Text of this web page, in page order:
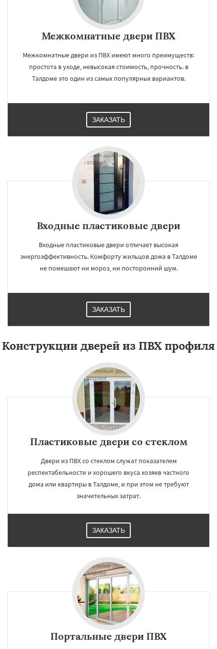
Межкомнатные двери ПВХ
Межкомнатные двери из ПВХ имеют много преимуществ:
простота в уходе, невысокая стоимость, прочность. в
Талдоме это один из самых популярных вариантов.
ЗАКАЗАТЬ
Входные пластиковые двери
Входные пластиковые двери отличает высокая
энергоэффективность. Комфорту жильцов дома в Талдоме
не помешают ни мороз, ни посторонний шум.
ЗАКАЗАТЬ
Конструкции дверей из ПВХ профиля
Пластиковые двери со стеклом
Двери из ПВХ со стеклом служат показателем
респектабельности и хорошего вкуса хозяев частного
дома или квартиры в Талдоме, и при этом не требуют
значительных затрат.
ЗАКАЗАТЬ
Портальные двери ПВХ